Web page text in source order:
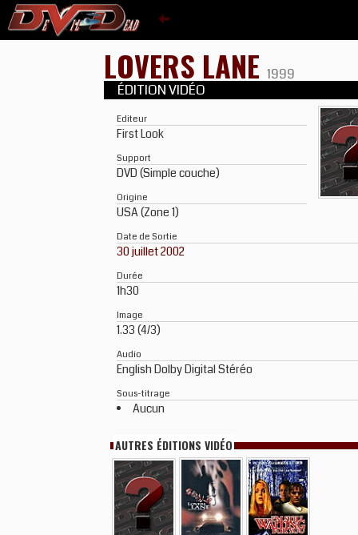
LOVERS LANE 1999
ÉDITION VIDÉO
Editeur
First Look
Support
DVD (Simple couche)
Origine
USA (Zone 1)
Date de Sortie
30 juillet 2002
Durée
1h30
Image
1.33 (4/3)
Audio
English Dolby Digital Stéréo
Sous-titrage
Aucun
AUTRES ÉDITIONS VIDÉO